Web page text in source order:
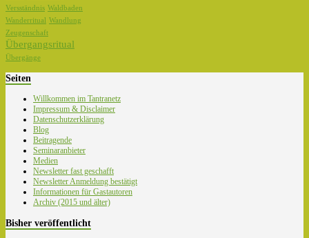
Versständnis Waldbaden
Wanderritual Wandlung
Zeugenschaft
Übergangsritual
Übergänge
Seiten
Willkommen im Tantranetz
Impressum & Disclaimer
Datenschutzerklärung
Blog
Beitragende
Seminaranbieter
Medien
Newsletter fast geschafft
Newsletter Anmeldung bestätigt
Informationen für Gastautoren
Archiv (2015 und älter)
Bisher veröffentlicht